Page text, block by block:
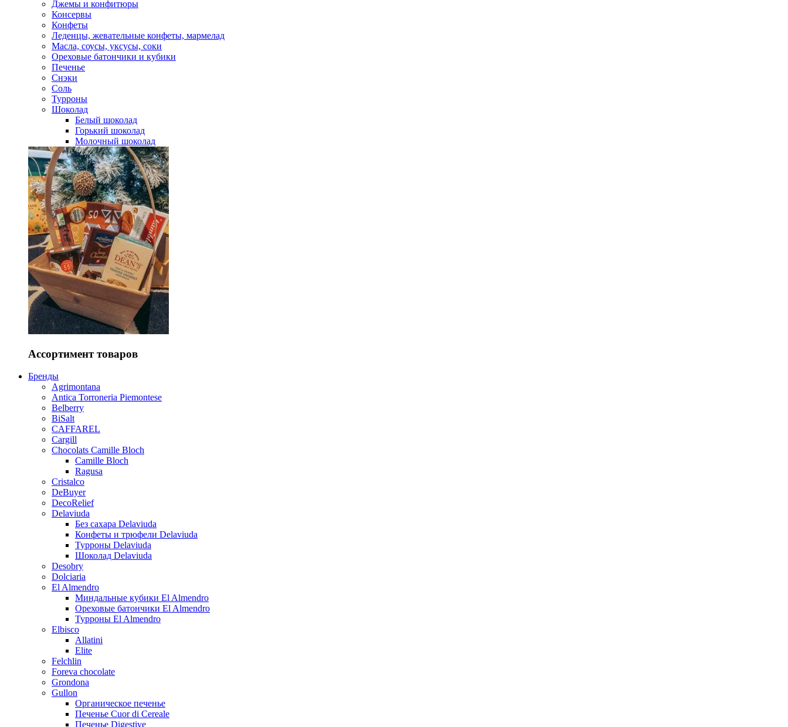
Джемы и конфитюры
Консервы
Конфеты
Леденцы, жевательные конфеты, мармелад
Масла, соусы, уксусы, соки
Ореховые батончики и кубики
Печенье
Снэки
Соль
Турроны
Шоколад
Белый шоколад
Горький шоколад
Молочный шоколад
Ассортимент товаров
Бренды
Agrimontana
Antica Torroneria Piemontese
Belberry
BiSalt
CAFFAREL
Cargill
Chocolats Camille Bloch
Camille Bloch
Ragusa
Cristalco
DeBuyer
DecoRelief
Delaviuda
Без сахара Delaviuda
Конфеты и трюфели Delaviuda
Турроны Delaviuda
Шоколад Delaviuda
Desobry
Dolciaria
El Almendro
Миндальные кубики El Almendro
Ореховые батончики El Almendro
Турроны El Almendro
Elbisco
Allatini
Elite
Felchlin
Foreva chocolate
Grondona
Gullon
Органическое печенье
Печенье Cuor di Cereale
Печенье Digestive